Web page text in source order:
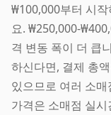
₩100,000부터 시
요. ₩250,000-
격 변동 폭이 더 큽
하신다면, 결제 총
있으므로 여러 소
가격은 소매점 실